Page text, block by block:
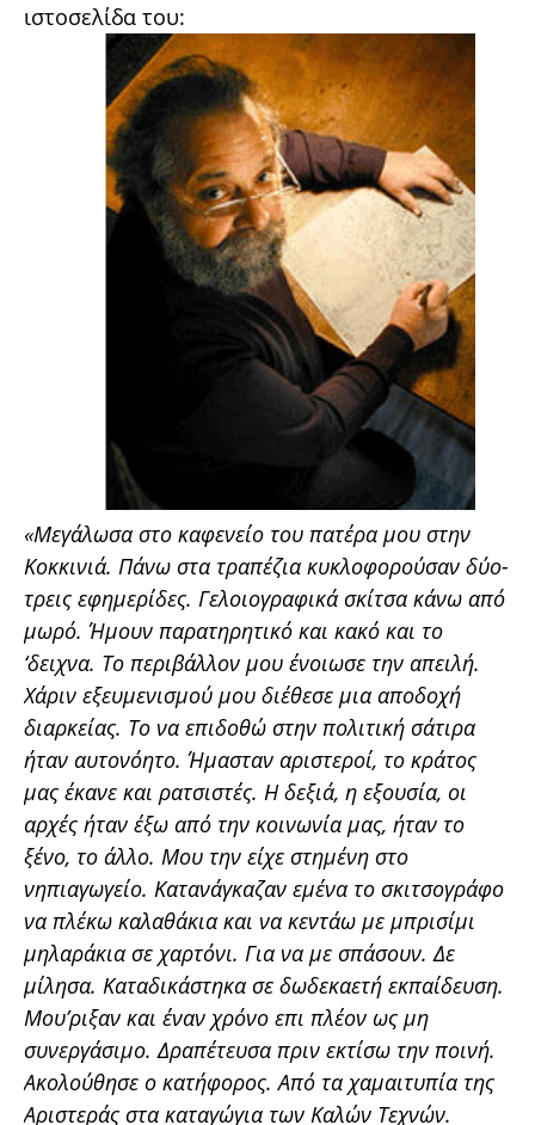
ιστοσελίδα του:
«Μεγάλωσα στο καφενείο του πατέρα μου στην
Κοκκινιά. Πάνω στα τραπέζια κυκλοφορούσαν δύο-
τρεις εφημερίδες. Γελοιογραφικά σκίτσα κάνω από
μωρό. Ήμουν παρατηρητικό και κακό και το
‘δειχνα. Το περιβάλλον μου ένοιωσε την απειλή.
Χάριν εξευμενισμού μου διέθεσε μια αποδοχή
διαρκείας. Το να επιδοθώ στην πολιτική σάτιρα
ήταν αυτονόητο. Ήμασταν αριστεροί, το κράτος
μας έκανε και ρατσιστές. Η δεξιά, η εξουσία, οι
αρχές ήταν έξω από την κοινωνία μας, ήταν το
ξένο, το άλλο. Μου την είχε στημένη στο
νηπιαγωγείο. Κατανάγκαζαν εμένα το σκιτσογράφο
να πλέκω καλαθάκια και να κεντάω με μπρισίμι
μηλαράκια σε χαρτόνι. Για να με σπάσουν. Δε
μίλησα. Καταδικάστηκα σε δωδεκαετή εκπαίδευση.
Μου’ριξαν και έναν χρόνο επι πλέον ως μη
συνεργάσιμο. Δραπέτευσα πριν εκτίσω την ποινή.
Ακολούθησε ο κατήφορος. Από τα χαμαιτυπία της
Αριστεράς στα καταγώγια των Καλών Τεχνών.